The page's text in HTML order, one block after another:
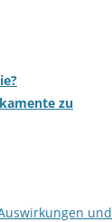
zu
und